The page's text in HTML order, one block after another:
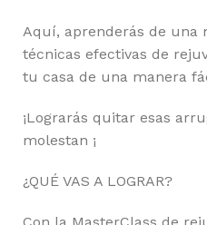
Aquí, aprenderás de una
técnicas efectivas de
tu casa de una manera
¡Lograrás quitar esas
molestan ¡
¿QUÉ VAS A LOGRAR?